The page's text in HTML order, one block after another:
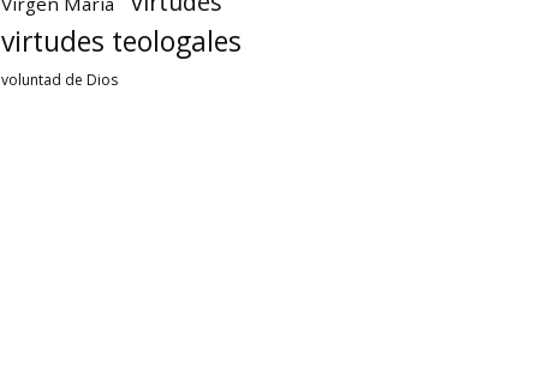
virtudes teologales
voluntad de Dios